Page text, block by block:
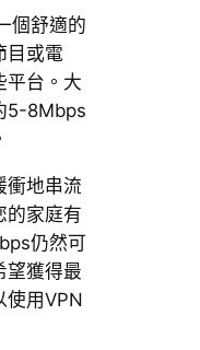
個舒適的
目或電
平台。大
5-8Mbps
衝地串流
的家庭有
仍然可
望獲得最
使用VPN